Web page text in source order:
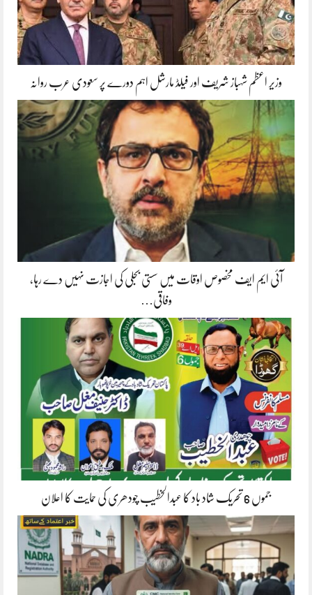
وزیر اعظم شہباز شریف اور فیلڈ مارشل اہم دورے پر سعودی عرب روانہ
آئی ایم ایف مخصوص اوقات میں سستی بجلی کی اجازت نہیں دے رہا،
وفاقی…
جموں 6 تحریک شاد باد کا عبدالخطیب چودھری کی حمایت کا اعلان